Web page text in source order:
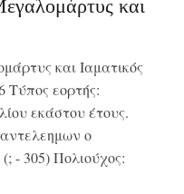
και
και Ιαματικός
Τύπος εορτής:
εκάστου έτους.
ο
- 305) Πολιούχος: